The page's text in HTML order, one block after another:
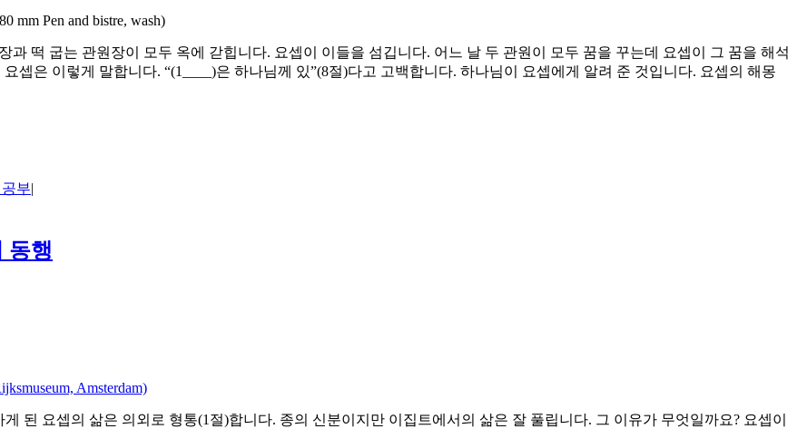
mm Pen and bistre, wash)
떡 굽는 관원장이 모두 옥에 갇힙니다. 요셉이 이들을 섬깁니다. 어느 날 두 관원이 모두 꿈을 꾸는데 요셉이 그 꿈을 해석
셉은 이렇게 말합니다. “(1____)은 하나님께 있”(8절)다고 고백합니다. 하나님이 요셉에게 알려 준 것입니다. 요셉의 해몽
부|
동행
Amsterdam)
된 요셉의 삶은 의외로 형통(1절)합니다. 종의 신분이지만 이집트에서의 삶은 잘 풀립니다. 그 이유가 무엇일까요? 요셉이